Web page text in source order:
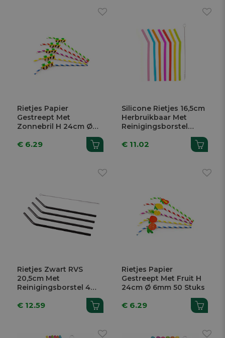
Rietjes Papier
Gestreept Met
Zonnebril H 24cm Ø
€ 6.29
Silicone Rietjes 16,5cm
Herbruikbaar Met
Reinigingsborstel
€ 11.02
Rietjes Zwart RVS
20,5cm Met
Reinigingsborstel 4
€ 12.59
Rietjes Papier
Gestreept Met Fruit H
24cm Ø 6mm 50 Stuks
€ 6.29